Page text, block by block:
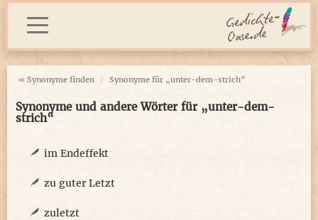
« Synonyme finden Synonyme für „unter-dem-strich“
Synonyme und andere Wörter für „unter-dem-
strich“
im Endeffekt
zu guter Letzt
zuletzt